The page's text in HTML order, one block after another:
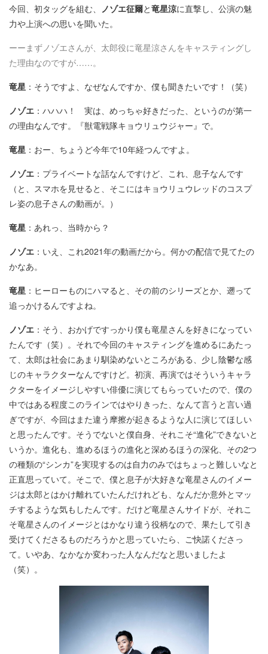
今回、初タッグを組む、
ノゾエ征爾と竜星涼に直撃し、公演の魅
力や上演への思いを聞いた。
ーーまずノゾエさんが、太郎役に竜星涼さんをキャスティングし
た理由なのですが……。
竜星 ：そうですよ、なぜなんですか、僕も聞きたいです！（笑）
ノゾエ ：ハハハ！ 実は、めっちゃ好きだった、というのが第一
の理由なんです。『獣電戦隊キョウリュウジャー』で。
竜星 ：おー、ちょうど今年で10年経つんですよ。
ノゾエ ：プライベートな話なんですけど、これ、息子なんです
（と、スマホを見せると、そこにはキョウリュウレッドのコスプ
レ姿の息子さんの動画が。）
竜星 ：あれっ、当時から？
ノゾエ ：いえ、これ2021年の動画だから。何かの配信で見てたの
かなあ。
竜星 ：ヒーローものにハマると、その前のシリーズとか、遡って
追っかけるんですよね。
ノゾエ ：そう、おかげですっかり僕も竜星さんを好きになってい
たんです（笑）。それで今回のキャスティングを進めるにあたっ
て、太郎は社会にあまり馴染めないところがある、少し陰鬱な感
じのキャラクターなんですけど。初演、再演ではそういうキャラ
クターをイメージしやすい俳優に演じてもらっていたので、僕の
中ではある程度このラインではやりきった、なんて言うと言い過
ぎですが、今回はまた違う摩擦が起きるような人に演じてほしい
と思ったんです。そうでないと僕自身、それこそ“進化”できないと
いうか。進化も、進めるほうの進化と深めるほうの深化、その2つ
の種類の“シンカ”を実現するのは自力のみではちょっと難しいなと
正直思っていて。そこで、僕と息子が大好きな竜星さんのイメー
ジは太郎とはかけ離れていたんだけれども、なんだか意外とマッ
チするような気もしたんです。だけど竜星さんサイドが、それこ
そ竜星さんのイメージとはかなり違う役柄なので、果たして引き
受けてくださるものだろうかと思っていたら、ご快諾くださっ
て。いやあ、なかなか変わった人なんだなと思いましたよ
（笑）。